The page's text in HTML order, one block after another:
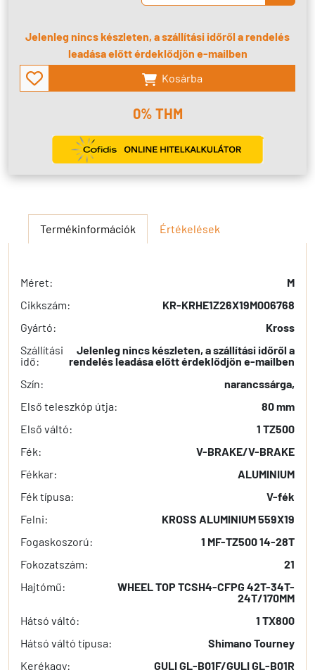
Jelenleg nincs készleten, a szállítási időről a rendelés
leadása előtt érdeklődjön e-mailben
Kosárba
0% THM
Termékinformációk Értékelések
Méret:
M
Cikkszám:
KR-KRHE1Z26X19M006768
Gyártó:
Kross
Szállítási
idő:
Jelenleg nincs készleten, a szállítási időről a
rendelés leadása előtt érdeklődjön e-mailben
Szín:
narancssárga,
Első teleszkóp útja:
80 mm
Első váltó:
1 TZ500
Fék:
V-BRAKE/V-BRAKE
Fékkar:
ALUMINIUM
Fék típusa:
V-fék
Felni:
KROSS ALUMINIUM 559X19
Fogaskoszorú:
1 MF-TZ500 14-28T
Fokozatszám:
21
Hajtómű:
WHEEL TOP TCSH4-CFPG 42T-34T-
24T/170MM
Hátsó váltó:
1 TX800
Hátsó váltó típusa:
Shimano Tourney
Kerékagy:
GULI GL-B01F/GULI GL-B01R